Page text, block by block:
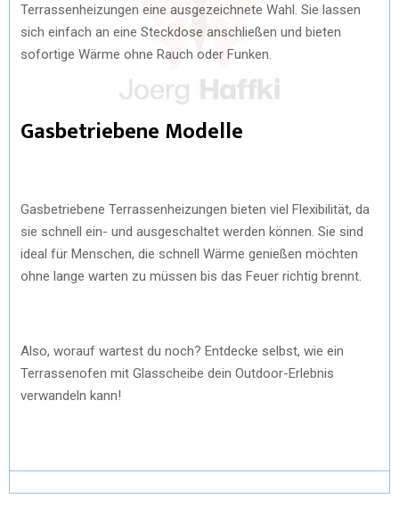
Terrassenheizungen eine ausgezeichnete Wahl. Sie lassen
sich einfach an eine Steckdose anschließen und bieten
sofortige Wärme ohne Rauch oder Funken.
Gasbetriebene Modelle
Gasbetriebene Terrassenheizungen bieten viel Flexibilität, da
sie schnell ein- und ausgeschaltet werden können. Sie sind
ideal für Menschen, die schnell Wärme genießen möchten
ohne lange warten zu müssen bis das Feuer richtig brennt.
Also, worauf wartest du noch? Entdecke selbst, wie ein
Terrassenofen mit Glasscheibe dein Outdoor-Erlebnis
verwandeln kann!